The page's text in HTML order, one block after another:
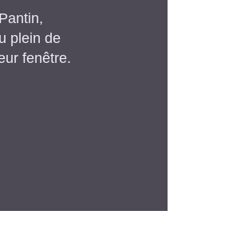
plein de
fenêtre.